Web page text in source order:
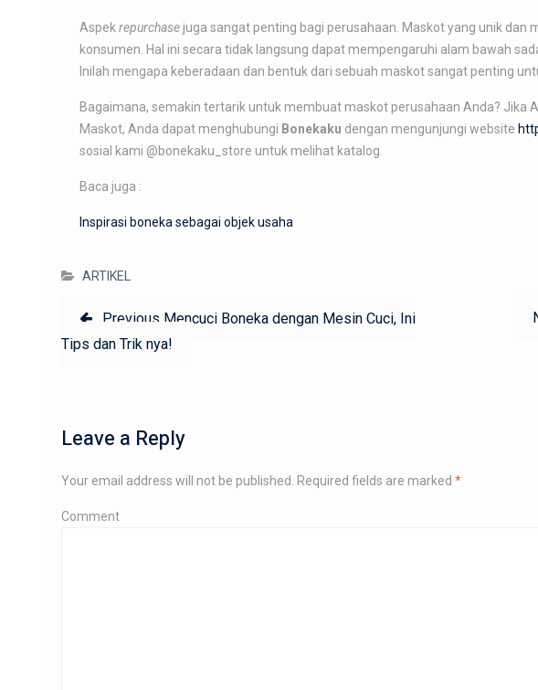
Aspek repurchasejuga sangat penting bagi perusahaan. Maskot yang unik dan
konsumen. Hal ini secara tidak langsung dapat mempengaruhi alam bawah
Inilah mengapa keberadaan dan bentuk dari sebuah maskot sangat penting
Bagaimana, semakin tertarik untuk membuat maskot perusahaan Anda? Jika
Maskot, Anda dapat menghubungi Bonekaku dengan mengunjungi website
sosial kami @bonekaku_store untuk melihat katalog.
Baca juga :
Inspirasi boneka sebagai objek usaha
ARTIKEL
Post
navigation
Previous Previous
post:
Mencuci Boneka dengan Mesin Cuci, Ini
Tips dan Trik nya!
Leave a Reply
Your email address will not be published. Required fields are marked *
Comment